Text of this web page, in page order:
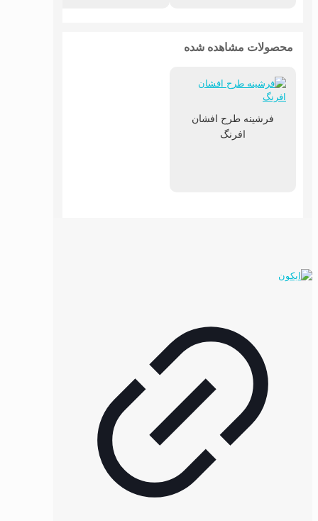
محصولات مشاهده شده
فرشینه طرح افشان
افرنگ